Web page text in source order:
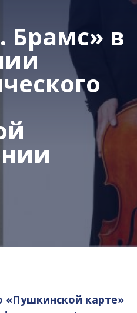
Брамс» в
«Пушкинской карте»